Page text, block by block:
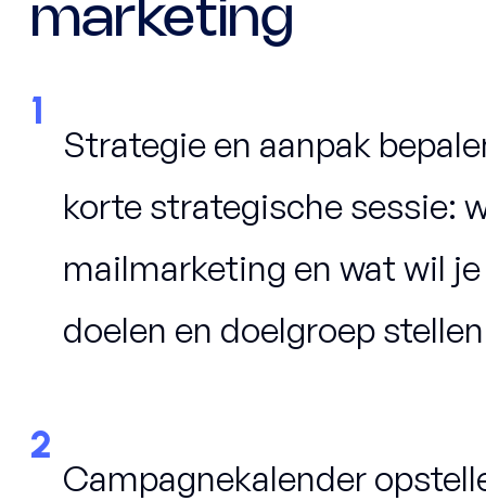
marketing
1
Strategie en aanpak
korte strategische sessie:
mailmarketing en wat wil
doelen en doelgroep
2
Campagnekalender